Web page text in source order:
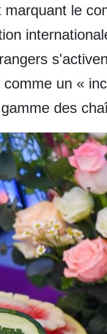
marquant le
comme un «
des